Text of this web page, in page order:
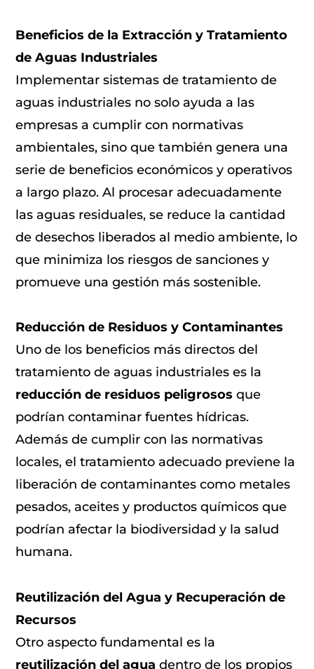
Beneficios de la Extracción y Tratamiento
de Aguas Industriales
Implementar sistemas de tratamiento de
aguas industriales no solo ayuda a las
empresas a cumplir con normativas
ambientales, sino que también genera una
serie de beneficios económicos y operativos
a largo plazo. Al procesar adecuadamente
las aguas residuales, se reduce la cantidad
de desechos liberados al medio ambiente, lo
que minimiza los riesgos de sanciones y
promueve una gestión más sostenible.
Reducción de Residuos y Contaminantes
Uno de los beneficios más directos del
tratamiento de aguas industriales es la
reducción de residuos peligrosos que
podrían contaminar fuentes hídricas.
Además de cumplir con las normativas
locales, el tratamiento adecuado previene la
liberación de contaminantes como metales
pesados, aceites y productos químicos que
podrían afectar la biodiversidad y la salud
humana.
Reutilización del Agua y Recuperación de
Recursos
Otro aspecto fundamental es la
reutilización del agua dentro de los propios